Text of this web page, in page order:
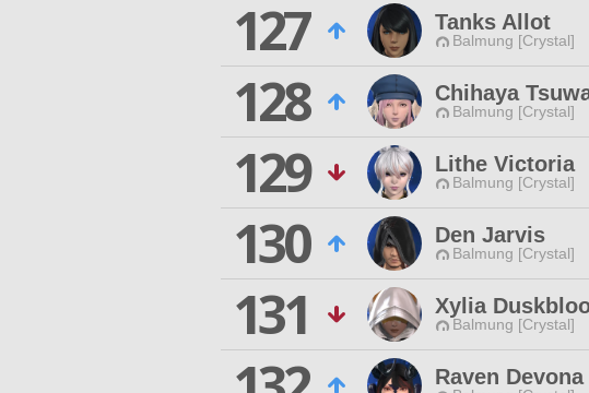
127
Tanks Allot
Balmung [Crystal]
128
Chihaya
Balmung [Crystal]
129
Lithe Victoria
Balmung [Crystal]
130
Den Jarvis
Balmung [Crystal]
131
Xylia
Balmung [Crystal]
Raven Devona